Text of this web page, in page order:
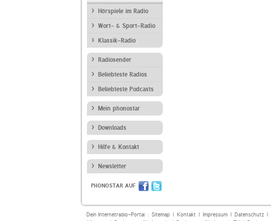
Hörspiele im Radio
Wort- & Sport-Radio
Klassik-Radio
Radiosender
Beliebteste Radios
Beliebteste Podcasts
Mein phonostar
Downloads
Hilfe & Kontakt
Newsletter
PHONOSTAR AUF
Dein Internetradio-Portal : Sitemap| Kontakt| Impressum| Datenschutz|